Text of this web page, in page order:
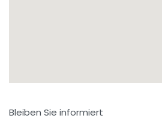
Bleiben Sie informiert